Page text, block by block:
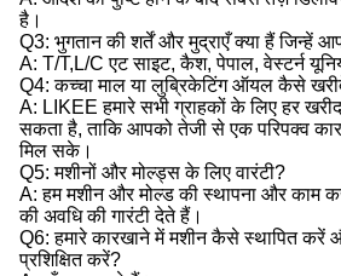
है।
Q3: भुगतान की शर्तें और मुद्राएँ क्या हैं जिन्हें
A: T/T,L/C एट साइट, कैश, पेपाल, वेस्टर्न
Q4: कच्चा माल या लुब्रिकेटिंग ऑयल कैसे
A: LIKEE हमारे सभी ग्राहकों के लिए हर
सकता है, ताकि आपको तेजी से एक परिपक्व
मिल सके।
Q5: मशीनों और मोल्ड्स के लिए वारंटी?
A: हम मशीन और मोल्ड की स्थापना और काम
की अवधि की गारंटी देते हैं।
Q6: हमारे कारखाने में मशीन कैसे स्थापित करें
प्रशिक्षित करें?